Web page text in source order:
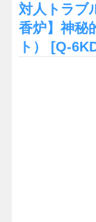
対人トラブ
香炉】神秘
ト） [Q-